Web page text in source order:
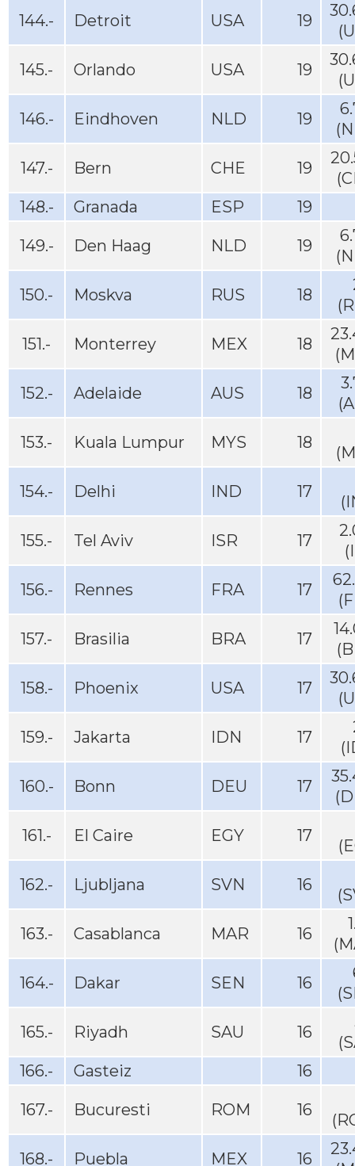
144.- Detroit USA 19
145.- Orlando USA 19
146.- Eindhoven NLD 19
147.- Bern CHE 19
148.-
Granada ESP 19
149.- Den Haag NLD 19
150.- Moskva RUS 18
151.- Monterrey MEX 18
152.- Adelaide AUS 18
153.- Kuala Lumpur MYS 18
154.- Delhi IND 17
155.- Tel Aviv ISR 17
156.- Rennes FRA 17
157.- Brasilia BRA 17
158.- Phoenix USA 17
159.- Jakarta IDN 17
160.- Bonn DEU 17
161.- El Caire EGY 17
162.- Ljubljana SVN 16
163.- Casablanca MAR 16
164.- Dakar SEN 16
165.- Riyadh SAU 16
166.-
Gasteiz 16
167.- Bucuresti ROM 16
168.- Puebla MEX 16